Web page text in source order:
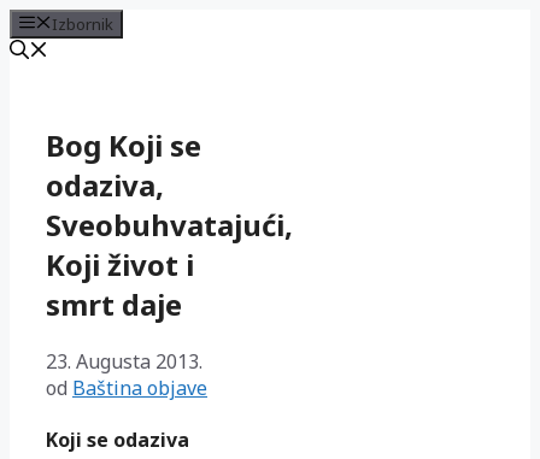
Izbornik
sadržajBog Koji se
odaziva,
Sveobuhvatajući,
Koji život i
smrt daje
23. Augusta 2013.
od Baština objave
Koji se odaziva